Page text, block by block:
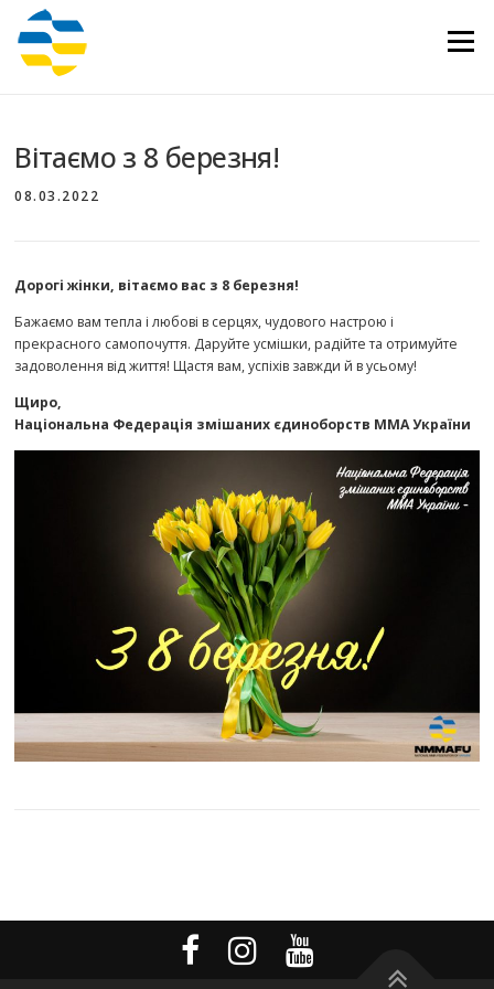
Перейти
вмісту
Меню
Вітаємо з 8 березня!
08.03.2022
Дорогі жінки, вітаємо вас з 8 березня!
Бажаємо вам тепла і любові в серцях, чудового настрою і
прекрасного самопочуття. Даруйте усмішки, радійте та отримуйте
задоволення від життя! Щастя вам, успіхів завжди й в усьому!
Щиро,
Національна Федерація змішаних єдиноборств ММА України